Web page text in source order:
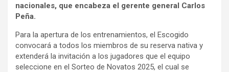
nacionales, que encabeza el gerente general Carlos
Peña.
Para la apertura de los entrenamientos, el Escogido
convocará a todos los miembros de su reserva nativa y
extenderá la invitación a los jugadores que el equipo
seleccione en el Sorteo de Novatos 2025, el cual se